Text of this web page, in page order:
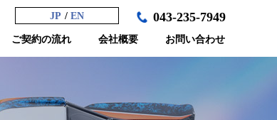
JP EN 043-235-7949
ご契約の流れ 会社概要 お問い合わせ